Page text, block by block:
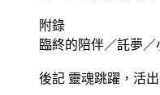
附錄
臨終的陪伴／託夢／
後記 靈魂跳躍，活